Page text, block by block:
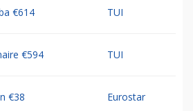
€614 TUI
€594 TUI
€38 Eurostar